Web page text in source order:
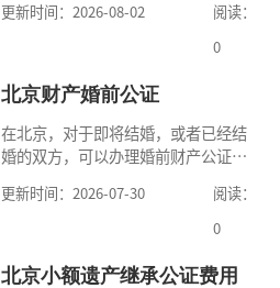
高公证事项的效力，固定证据，但是
很多人不知道在北京办理公证需要多
家，办理公证的时候除了需要按照公
道北京公证需要什么材料,北京公证需
要多少钱？北京公
更新时间：2026-08-02
阅读：
0
北京财产婚前公证
在北京，对于即将结婚，或者已经结
婚的双方，可以办理婚前财产公证，
式，可以避免个人财产引发的纠纷，
但是，在北京办理婚前财产公证，除
料外，公证咨询告诉大家，我们有必
更新时间：2026-07-30
阅读：
0
北京小额遗产继承公证费用